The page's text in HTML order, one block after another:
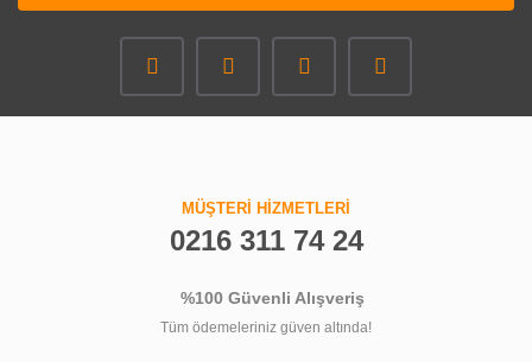
MÜŞTERİ HİZMETLERİ
0216 311 74 24
%100 Güvenli Alışveriş
Tüm ödemeleriniz güven altında!